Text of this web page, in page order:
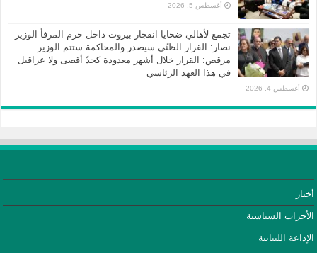
أغسطس 5, 2026
تجمع لأهالي ضحايا انفجار بيروت داخل حرم المرفأ الوزير
نصار: القرار الظنّي سيصدر والمحاكمة ستتم الوزير
مرقص: القرار خلال أشهر معدودة كحدّ أقصى ولا عراقيل
في هذا العهد الرئاسي
أغسطس 4, 2026
أخبار
الأحزاب السياسية
الإذاعة اللبنانية